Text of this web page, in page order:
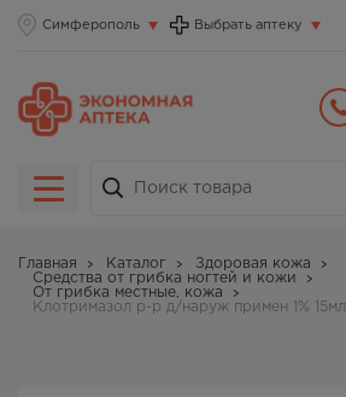
Симферополь Выбрать аптеку
Главная Каталог
Здоровая кожа
Средства от грибка ногтей и кожи
От грибка местные, кожа
Клотримазол р-р д/наруж примен 1% 15мл